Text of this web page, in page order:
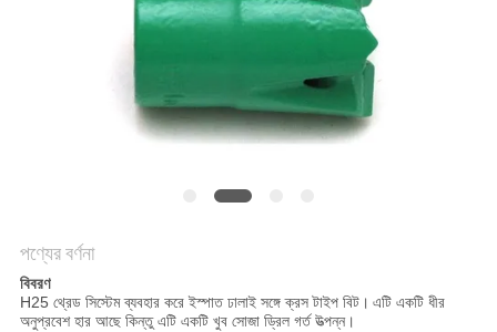
পণ্যের বর্ণনা
বিবরণ
H25 থ্রেড সিস্টেম ব্যবহার করে ইস্পাত ঢালাই সঙ্গে ক্রস টাইপ বিট। এটি একটি ধীর
অনুপ্রবেশ হার আছে কিন্তু এটি একটি খুব সোজা ড্রিল গর্ত উত্পন্ন।